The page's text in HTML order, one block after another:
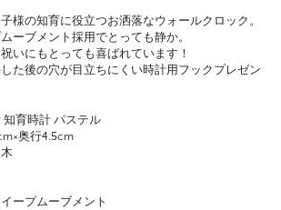
様の知育に役立つお洒落なウォールクロック。
ーブメント採用でとっても静か。
いにもとっても喜ばれています！
た後の穴が目立ちにくい時計用フックプレゼン
育時計 パステル
奥行4.5cm
ープムーブメント